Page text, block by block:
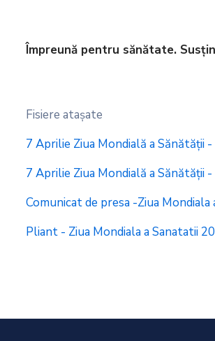
Împreună pentru sănătate.
Fisiere ataşate
7 Aprilie Ziua Mondială a Sănătății
7 Aprilie Ziua Mondială a Sănătății
Comunicat de presa -Ziua
Pliant - Ziua Mondiala a Sanatatii